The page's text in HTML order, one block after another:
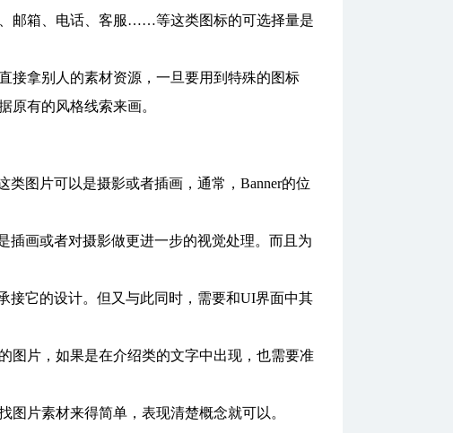
邮箱、电话、客服……等这类图标的可选择量是
拿别人的素材资源，一旦要用到特殊的图标
原有的风格线索来画。
图片可以是摄影或者插画，通常，Banner的位
画或者对摄影做更进一步的视觉处理。而且为
它的设计。但又与此同时，需要和UI界面中其
片，如果是在介绍类的文字中出现，也需要准
片素材来得简单，表现清楚概念就可以。